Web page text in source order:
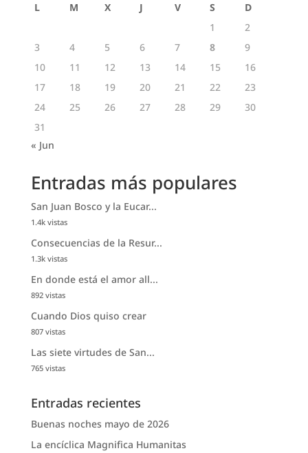
L M X J V S
D
1
2
3
4 5 6 7 8
9
10
11 12 13 14 15
16
17
18 19 20 21 22
23
24
25 26 27 28 29
30
31
« Jun
Entradas más populares
San Juan Bosco y la Eucar...
1.4k vistas
Consecuencias de la Resur...
1.3k vistas
En donde está el amor all...
892 vistas
Cuando Dios quiso crear
807 vistas
Las siete virtudes de San...
765 vistas
Entradas recientes
Buenas noches mayo de 2026
La encíclica Magnifica Humanitas